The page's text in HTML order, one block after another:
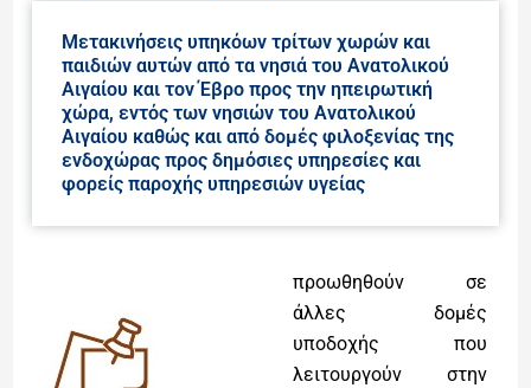
Μετακινήσεις υπηκόων τρίτων χωρών και
παιδιών αυτών από τα νησιά του Ανατολικού
Αιγαίου και τον Έβρο προς την ηπειρωτική
χώρα, εντός των νησιών του Ανατολικού
Αιγαίου καθώς και από δομές φιλοξενίας της
ενδοχώρας προς δημόσιες υπηρεσίες και
φορείς παροχής υπηρεσιών υγείας
προωθηθούν σε
άλλες δομές
υποδοχής που
λειτουργούν στην